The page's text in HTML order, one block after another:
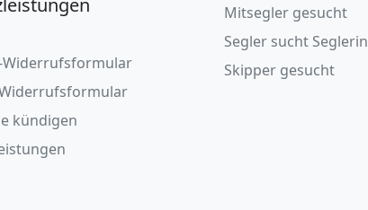
kündigen
Mitsegler gesucht
Segler sucht Seglerin
Skipper gesucht